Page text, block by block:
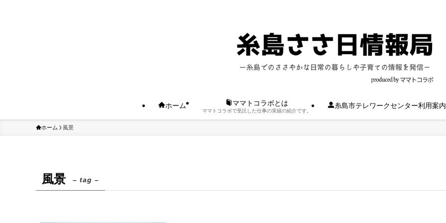
ホーム ママトコラボとは
ママトコラボで受託した仕事の実績の紹介です。
糸島市テレワークセンター利用案内
ホーム 風景
風景 – tag –